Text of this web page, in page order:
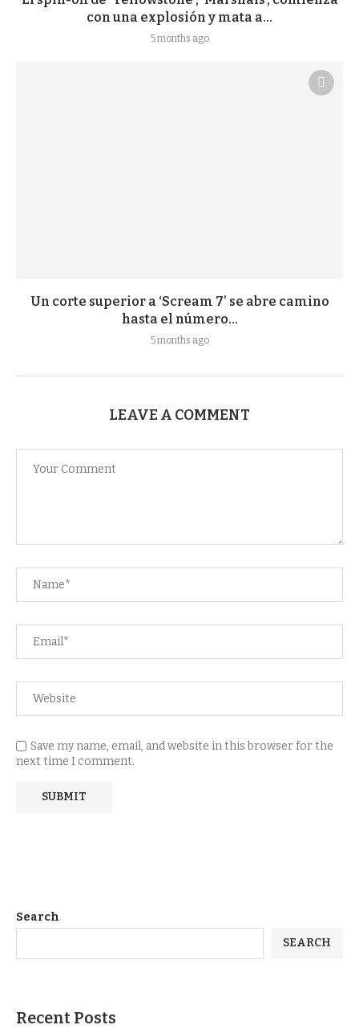
con una explosión y mata a...
5 months ago
Un corte superior a ‘Scream 7’ se abre camino
hasta el número...
5 months ago
LEAVE A COMMENT
Save my name, email, and website in this browser for the
next time I comment.
Search
SEARCH
Recent Posts